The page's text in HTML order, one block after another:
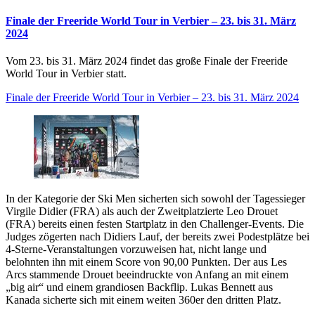
Finale der Freeride World Tour in Verbier – 23. bis 31. März
2024
Vom 23. bis 31. März 2024 findet das große Finale der Freeride
World Tour in Verbier statt.
Finale der Freeride World Tour in Verbier – 23. bis 31. März 2024
In der Kategorie der Ski Men sicherten sich sowohl der Tagessieger
Virgile Didier (FRA) als auch der Zweitplatzierte Leo Drouet
(FRA) bereits einen festen Startplatz in den Challenger-Events. Die
Judges zögerten nach Didiers Lauf, der bereits zwei Podestplätze bei
4-Sterne-Veranstaltungen vorzuweisen hat, nicht lange und
belohnten ihn mit einem Score von 90,00 Punkten. Der aus Les
Arcs stammende Drouet beeindruckte von Anfang an mit einem
„big air“ und einem grandiosen Backflip. Lukas Bennett aus
Kanada sicherte sich mit einem weiten 360er den dritten Platz.